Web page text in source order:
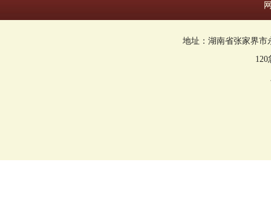
地址：湖南省张家界市
120